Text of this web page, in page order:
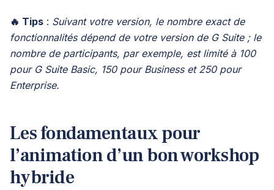
🔥 Tips : Suivant votre version, le nombre exact de
fonctionnalités dépend de votre version de G Suite ; le
nombre de participants, par exemple, est limité à 100
pour G Suite Basic, 150 pour Business et 250 pour
Enterprise.
Les fondamentaux pour
l’animation d’un bon workshop
hybride